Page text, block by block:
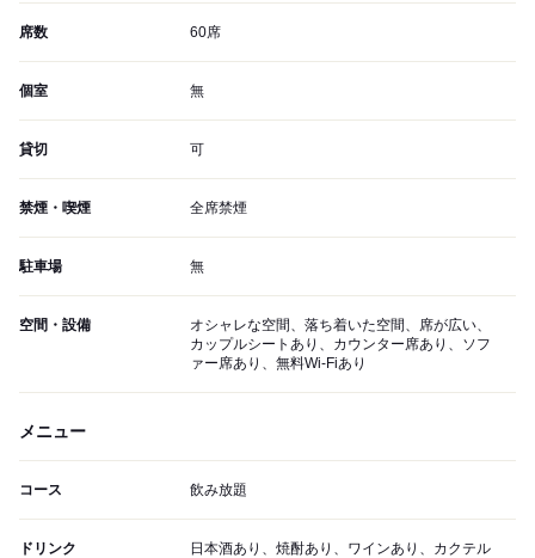
席数 60席
個室 無
貸切 可
禁煙・喫煙 全席禁煙
駐車場 無
空間・設備
オシャレな空間、落ち着いた空間、席が広い、
カップルシートあり、カウンター席あり、ソフ
ァー席あり、無料Wi-Fiあり
メニュー
コース 飲み放題
ドリンク
日本酒あり、焼酎あり、ワインあり、カクテル